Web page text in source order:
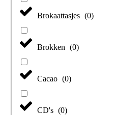
Brokaattasjes (0)
Brokken (0)
Cacao (0)
CD's (0)